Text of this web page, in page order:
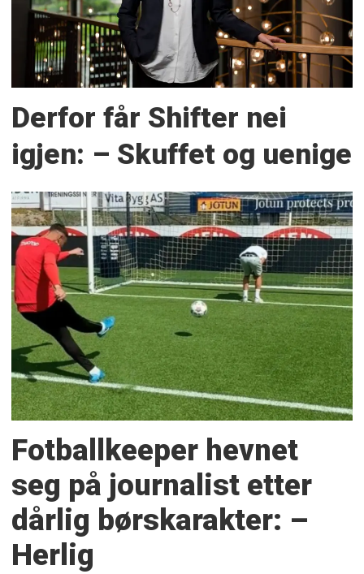
Derfor får Shifter nei
igjen: – Skuffet og uenige
Fotballkeeper hevnet
seg på journalist etter
dårlig børskarakter: –
Herlig